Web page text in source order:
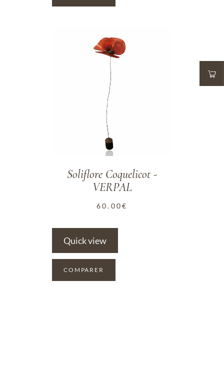
Soliflore Coquelicot -
VERPAL
60.00€
Quick view
COMPARER